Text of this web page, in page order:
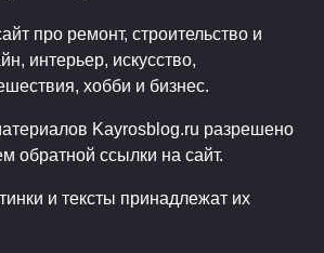
про ремонт, строительство и
интерьер, искусство,
хобби и бизнес.
Kayrosblog.ru разрешено
обратной ссылки на сайт.
и тексты принадлежат их